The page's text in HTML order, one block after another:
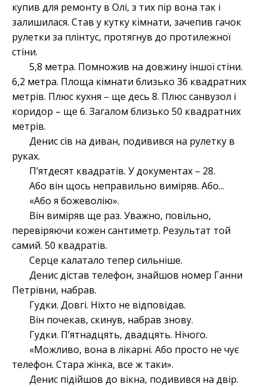
купив для ремонту в Олі, з тих пір вона так і
залишилася. Став у кутку кімнати, зачепив гачок
рулетки за плінтус, протягнув до протилежної
стіни.
5,8 метра. Помножив на довжину іншої стіни.
6,2 метра. Площа кімнати близько 36 квадратних
метрів. Плюс кухня – ще десь 8. Плюс санвузол і
коридор – ще 6. Загалом близько 50 квадратних
метрів.
Денис сів на диван, подивився на рулетку в
руках.
П’ятдесят квадратів. У документах – 28.
Або він щось неправильно виміряв. Або...
«Або я божеволію».
Він виміряв ще раз. Уважно, повільно,
перевіряючи кожен сантиметр. Результат той
самий. 50 квадратів.
Серце калатало тепер сильніше.
Денис дістав телефон, знайшов номер Ганни
Петрівни, набрав.
Гудки. Довгі. Ніхто не відповідав.
Він почекав, скинув, набрав знову.
Гудки. П’ятнадцять, двадцять. Нічого.
«Можливо, вона в лікарні. Або просто не чує
телефон. Стара жінка, все ж таки».
Денис підійшов до вікна, подивився на двір.